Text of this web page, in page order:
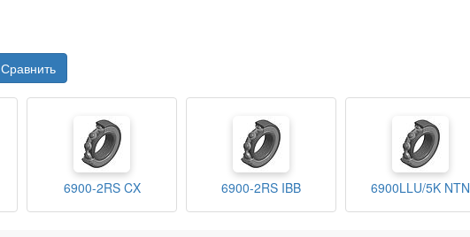
Сравнить
6900-2RS CX 6900-2RS IBB 6900LLU/5K NTN